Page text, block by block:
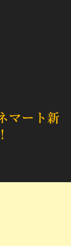
マート新